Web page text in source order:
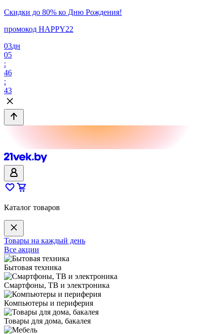
Скидки до 80% ко Дню Рождения!
промокод HAPPY22
03дн
05
:
46
:
43
Каталог товаров
Товары на каждый день
Все акции
Бытовая техника
Смартфоны, ТВ и электроника
Компьютеры и периферия
Товары для дома, бакалея